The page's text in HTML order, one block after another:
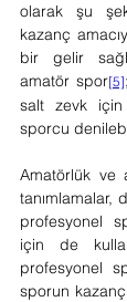
olarak şu
kazanç
bir gelir
amatör spor[5]
salt zevk
sporcu
Amatörlük ve
tanımlamalar,
profesyonel
için de
profesyonel
sporun